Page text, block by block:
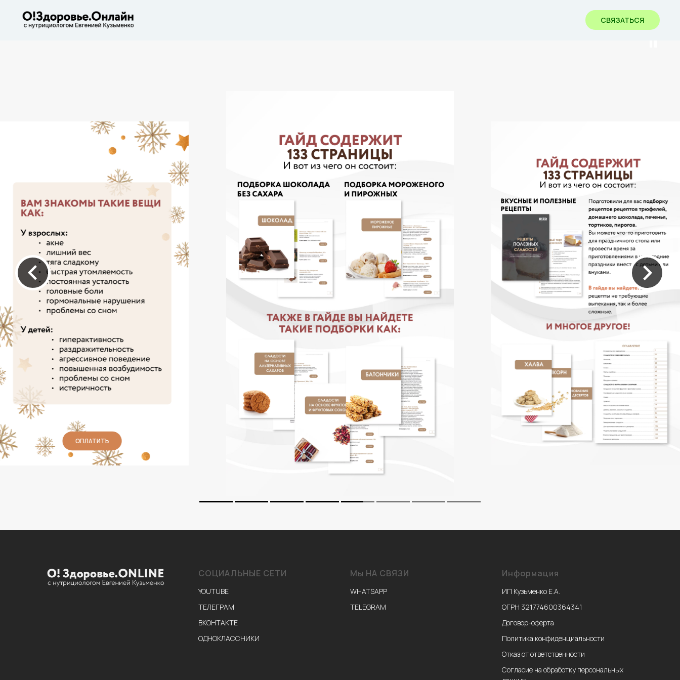
СВЯЗАТЬСЯ
ОПЛАТИТЬ
СОЦИАЛЬНЫЕ СЕТИ
YOUTUBE
ТЕЛЕГРАМ
ВКОНТАКТЕ
ОДНОКЛАССНИКИ
Мы НА СВЯЗИ
WHATSAPP
TELEGRAM
Информация
ИП Кузьменко Е.А.
ОГРН 321774600364341
Договор-оферта
Политика конфиденциальности
Отказ от ответственности
Согласие на обработку персональных